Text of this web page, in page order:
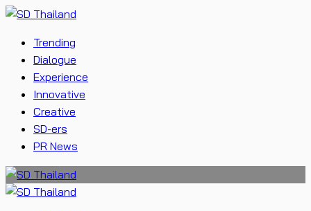
Trending
Dialogue
Experience
Innovative
Creative
SD-ers
PR News